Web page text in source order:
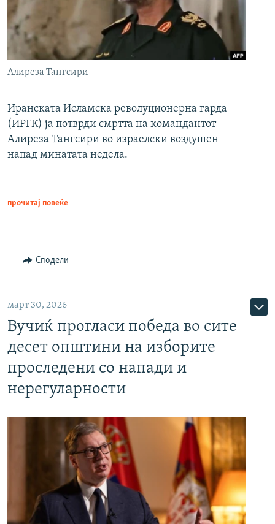
Алиреза Тангсири
Иранската Исламска револуционерна гарда
(ИРГК) ја потврди смртта на командантот
Алиреза Тангсири во израелски воздушен
напад минатата недела.
прочитај повеќе
Сподели
март 30, 2026
Вучиќ прогласи победа во сите
десет општини на изборите
проследени со напади и
нерегуларности